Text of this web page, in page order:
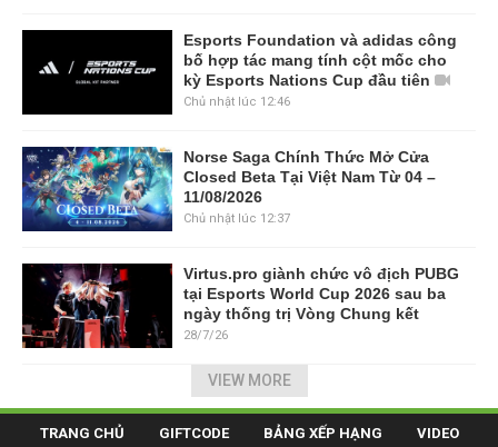
Esports Foundation và adidas công
bố hợp tác mang tính cột mốc cho
kỳ Esports Nations Cup đầu tiên
Chủ nhật lúc 12:46
Norse Saga Chính Thức Mở Cửa
Closed Beta Tại Việt Nam Từ 04 –
11/08/2026
Chủ nhật lúc 12:37
Virtus.pro giành chức vô địch PUBG
tại Esports World Cup 2026 sau ba
ngày thống trị Vòng Chung kết
28/7/26
VIEW MORE
TRANG CHỦ GIFTCODE BẢNG XẾP HẠNG VIDEO